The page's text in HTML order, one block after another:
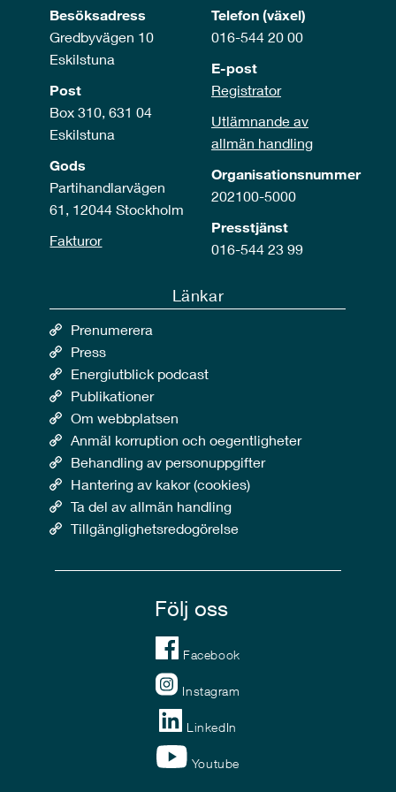
Besöksadress
Gredbyvägen 10
Eskilstuna
Post
Box 310, 631 04
Eskilstuna
Gods
Partihandlarvägen
61, 12044 Stockholm
Fakturor
Telefon (växel)
016-544 20 00
E-post
Registrator
Utlämnande av
allmän handling
Organisationsnummer
202100-5000
Presstjänst
016-544 23 99
Länkar
Prenumerera
Press
Energiutblick podcast
Publikationer
Om webbplatsen
Anmäl korruption och oegentligheter
Behandling av personuppgifter
Hantering av kakor (cookies)
Ta del av allmän handling
Tillgänglighetsredogörelse
Följ oss
Facebook
Instagram
LinkedIn
Youtube